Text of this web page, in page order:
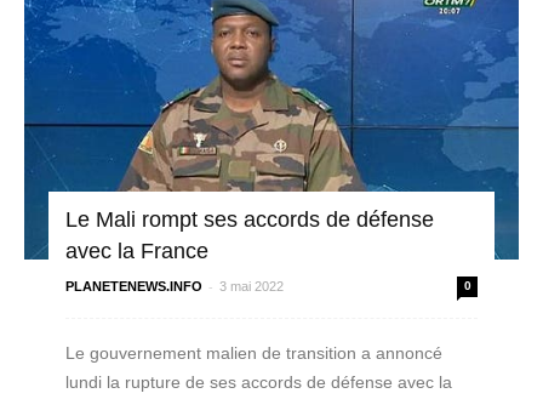
Le Mali rompt ses accords de défense
avec la France
PLANETENEWS.INFO - 3 mai 2022 0
Le gouvernement malien de transition a annoncé
lundi la rupture de ses accords de défense avec la